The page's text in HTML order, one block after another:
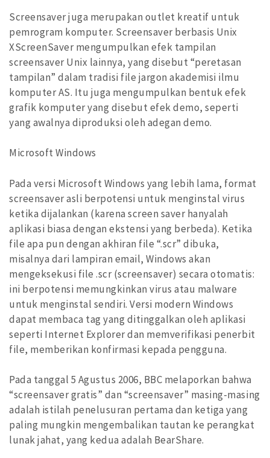
Screensaver juga merupakan outlet kreatif untuk
pemrogram komputer. Screensaver berbasis Unix
XScreenSaver mengumpulkan efek tampilan
screensaver Unix lainnya, yang disebut “peretasan
tampilan” dalam tradisi file jargon akademisi ilmu
komputer AS. Itu juga mengumpulkan bentuk efek
grafik komputer yang disebut efek demo, seperti
yang awalnya diproduksi oleh adegan demo.
Microsoft Windows
Pada versi Microsoft Windows yang lebih lama, format
screensaver asli berpotensi untuk menginstal virus
ketika dijalankan (karena screen saver hanyalah
aplikasi biasa dengan ekstensi yang berbeda). Ketika
file apa pun dengan akhiran file “.scr” dibuka,
misalnya dari lampiran email, Windows akan
mengeksekusi file .scr (screensaver) secara otomatis:
ini berpotensi memungkinkan virus atau malware
untuk menginstal sendiri. Versi modern Windows
dapat membaca tag yang ditinggalkan oleh aplikasi
seperti Internet Explorer dan memverifikasi penerbit
file, memberikan konfirmasi kepada pengguna.
Pada tanggal 5 Agustus 2006, BBC melaporkan bahwa
“screensaver gratis” dan “screensaver” masing-masing
adalah istilah penelusuran pertama dan ketiga yang
paling mungkin mengembalikan tautan ke perangkat
lunak jahat, yang kedua adalah BearShare.